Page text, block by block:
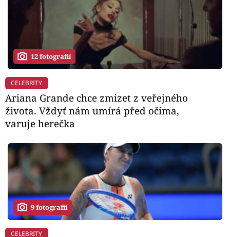
12 fotografií
CELEBRITY
Ariana Grande chce zmizet z veřejného
života. Vždyť nám umírá před očima,
varuje herečka
9 fotografií
CELEBRITY